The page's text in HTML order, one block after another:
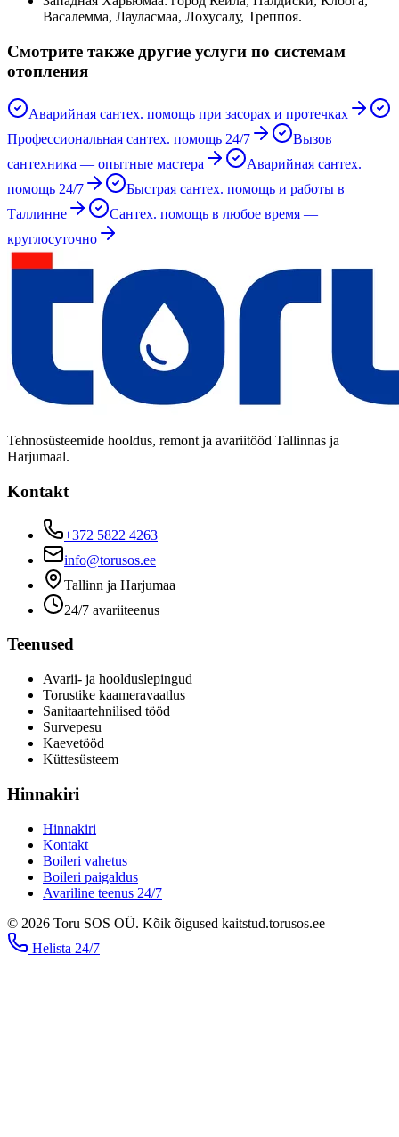
Васалемма, Лауласмаа, Лохусалу, Треппоя.
Смотрите также другие услуги по системам
отопления
Аварийная сантех. помощь при засорах и протечках
Профессиональная сантех. помощь 24/7
Вызов
сантехника — опытные мастера
Аварийная сантех.
помощь 24/7
Быстрая сантех. помощь и работы в
Таллинне
Сантех. помощь в любое время —
круглосуточно
Tehnosüsteemide hooldus, remont ja avariitööd Tallinnas ja
Harjumaal.
Kontakt
+372 5822 4263
info@torusos.ee
Tallinn ja Harjumaa
24/7 avariiteenus
Teenused
Avarii- ja hoolduslepingud
Torustike kaameravaatlus
Sanitaartehnilised tööd
Survepesu
Kaevetööd
​Küttesüsteem
Hinnakiri
Hinnakiri
Kontakt
Boileri vahetus
Boileri paigaldus
Avariline teenus 24/7
© 2026 Toru SOS OÜ. Kõik õigused kaitstud.torusos.ee
Helista 24/7